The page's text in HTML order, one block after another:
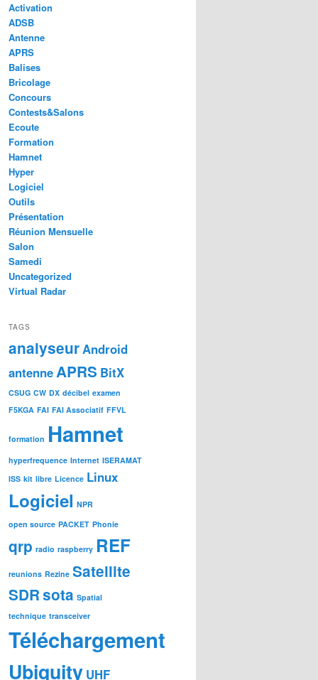
Activation
ADSB
Antenne
APRS
Balises
Bricolage
Concours
Contests&Salons
Ecoute
Formation
Hamnet
Hyper
Logiciel
Outils
Présentation
Réunion Mensuelle
Salon
Samedi
Uncategorized
Virtual Radar
TAGS
analyseur Android
antenne APRS BitX
CSUG CW DX décibel examen
F5KGA FAI FAI Associatif FFVL
formation Hamnet
hyperfrequence Internet ISERAMAT
ISS kit libre Licence Linux
Logiciel NPR
open source PACKET Phonie
qrp radio raspberry REF
reunions Rezine Satellite
SDRsota Spatial
technique transceiver
Téléchargement
Ubiquity UHF